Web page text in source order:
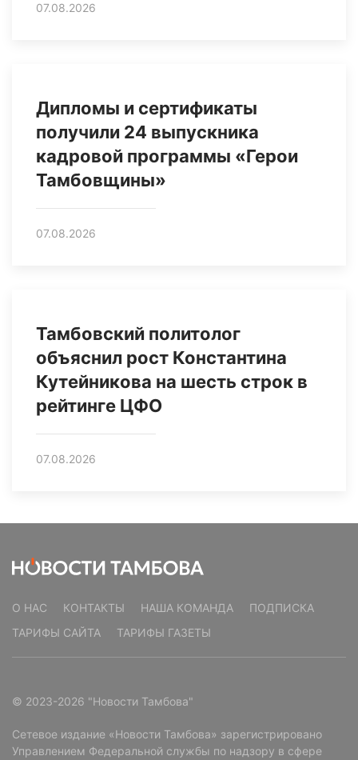
07.08.2026
Дипломы и сертификаты
получили 24 выпускника
кадровой программы «Герои
Тамбовщины»
07.08.2026
Тамбовский политолог
объяснил рост Константина
Кутейникова на шесть строк в
рейтинге ЦФО
07.08.2026
О НАС КОНТАКТЫ НАША КОМАНДА
ПОДПИСКА
ТАРИФЫ САЙТА
ТАРИФЫ ГАЗЕТЫ
© 2023-2026 "Новости Тамбова"
Сетевое издание «Новости Тамбова» зарегистрировано
Управлением Федеральной службы по надзору в сфере